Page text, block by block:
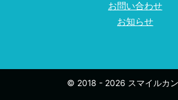
お問い合わせ
お知らせ
© 2018 - 2026 スマイルカ